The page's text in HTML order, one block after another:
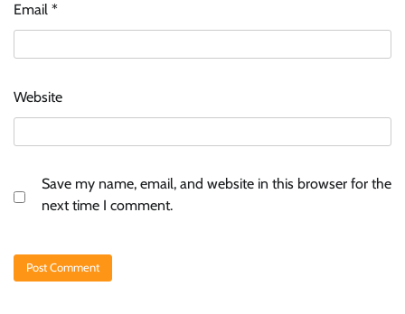
Email *
Website
Save my name, email, and website in this browser for the
next time I comment.